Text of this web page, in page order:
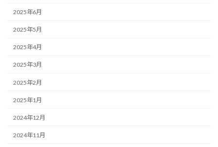
2025年6月
2025年5月
2025年4月
2025年3月
2025年2月
2025年1月
2024年12月
2024年11月